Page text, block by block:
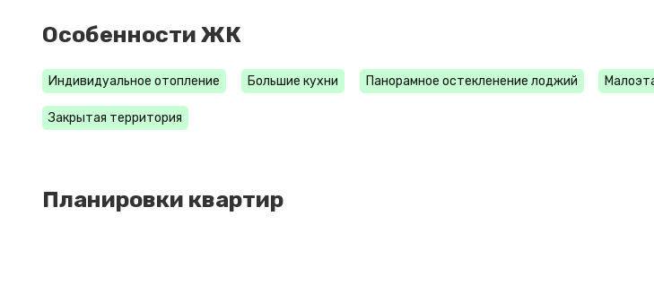
Особенности ЖК
Индивидуальное отопление Большие кухни Панорамное остекленение лоджий
Закрытая территория
Планировки квартир